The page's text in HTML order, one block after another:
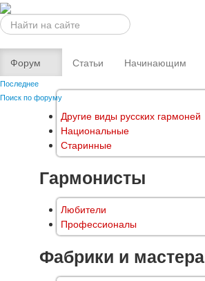
Искать...
Форум
Последнее
Поиск по форуму
Статьи Начинающим
Другие виды русских гармоней
Национальные
Старинные
Гармонисты
Любители
Профессионалы
Фабрики и мастера